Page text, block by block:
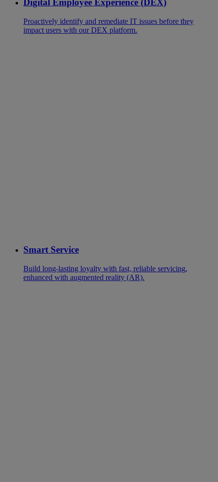
Digital Employee Experience (DEX)
Proactively identify and remediate IT issues before they
impact users with our DEX platform.
Smart Service
Build long-lasting loyalty with fast, reliable servicing,
enhanced with augmented reality (AR).